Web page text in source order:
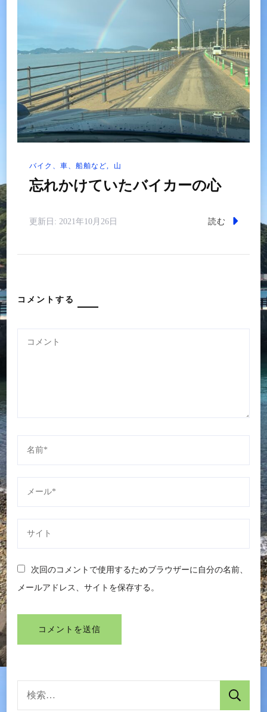
バイク、車、船舶など 山
忘れかけていたバイカーの心
更新日: 2021年10月26日 読む
コメントする
次回のコメントで使用するためブラウザーに自分の名前、
メールアドレス、サイトを保存する。